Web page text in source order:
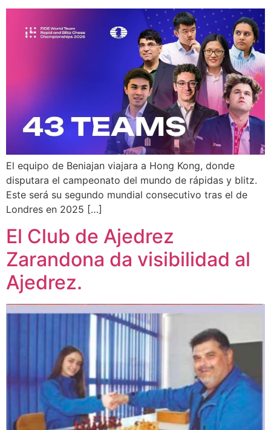
El equipo de Beniajan viajara a Hong Kong, donde
disputara el campeonato del mundo de rápidas y blitz.
Este será su segundo mundial consecutivo tras el de
Londres en 2025 […]
El Club de Ajedrez
Zarandona da visibilidad al
Ajedrez.